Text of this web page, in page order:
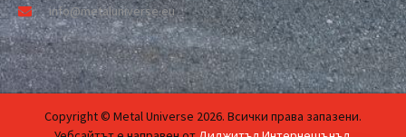
info@metaluniverse.eu
Copyright © Metal Universe 2026. Всички права запазени.